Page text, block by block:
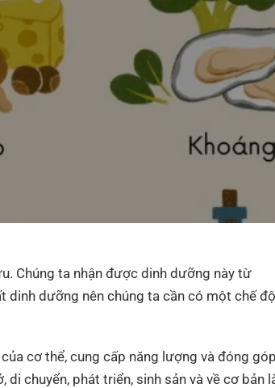
Chúng ta nhận được dinh dưỡng này từ
dinh dưỡng nên chúng ta cần có một chế độ
cơ thể, cung cấp năng lượng và đóng
chuyển, phát triển, sinh sản và về cơ bản